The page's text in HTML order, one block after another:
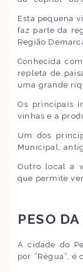
Esta pequena
faz parte da
Região
Conhecida
repleta de
uma grande
Os principais
vinhas e a
Um dos
Municipal,
Outro local a
que permite
PESO DA
A cidade do
por “Régua”, é